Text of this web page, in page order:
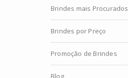
Brindes mais Procurados
Brindes por Preço
Promoção de Brindes
Blog